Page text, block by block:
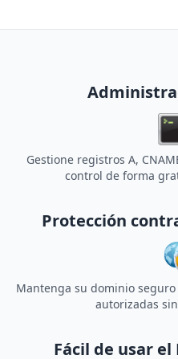
Gestione registros A,
control de forma
Protección
Mantenga su dominio
autorizadas
Fácil de usar